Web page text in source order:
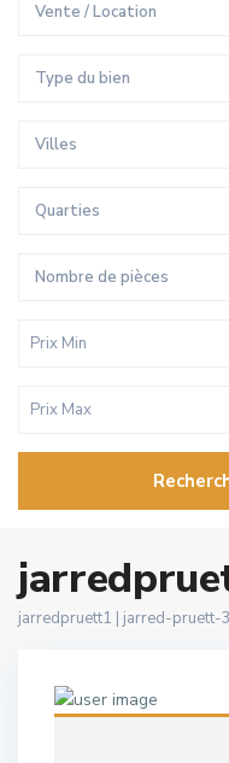
Vente / Location
Type du bien
Villes
Quarties
Nombre de pièces
jarredpruett1 | jarred-pruett-